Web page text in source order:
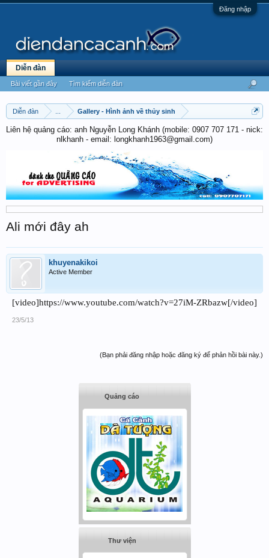
Đăng nhập
Diễn đàn Gallery - Hình ảnh về thủy sinh
Liên hệ quảng cáo: anh Nguyễn Long Khánh (mobile: 0907 707 171 - nick:
nlkhanh - email: longkhanh1963@gmail.com)
Ali mới đây ah
khuyenakikoi
Active Member
[video]https://www.youtube.com/watch?v=27iM-ZRbazw[/video]
23/5/13
(Bạn phải đăng nhập hoặc đăng ký để phản hồi bài này.)
Quảng cáo
Thư viện
Diễn đàn
Bài viết gần đây Tìm kiếm diễn đàn